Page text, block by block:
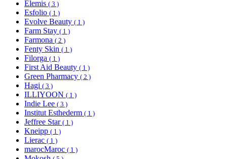
Elemis ( 3 )
Esfolio ( 1 )
Evolve Beauty ( 1 )
Farm Stay ( 1 )
Farmona ( 2 )
Fenty Skin ( 1 )
Filorga ( 1 )
First Aid Beauty ( 1 )
Green Pharmacy ( 2 )
Hagi ( 3 )
ILLIYOON ( 1 )
Indie Lee ( 3 )
Institut Esthederm ( 1 )
Jeffree Star ( 1 )
Kneipp ( 1 )
Lierac ( 1 )
marocMaroc ( 1 )